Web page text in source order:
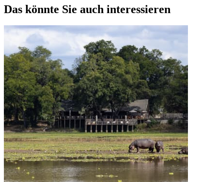
Das könnte Sie auch interessieren